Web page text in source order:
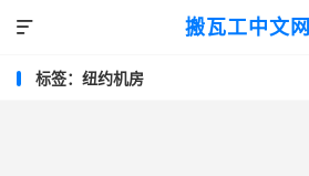
搬瓦工中文网

标签：纽约机房